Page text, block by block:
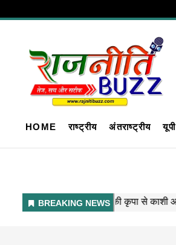
HOME राष्ट्रीय अंतराष्ट्रीय यूपी